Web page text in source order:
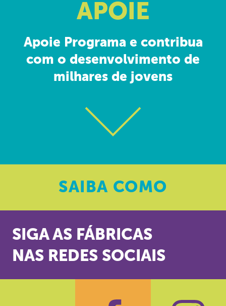
APOIE
Apoie Programa e contribua
com o desenvolvimento de
milhares de jovens
SAIBA COMO
SIGA AS FÁBRICAS
NAS REDES SOCIAIS